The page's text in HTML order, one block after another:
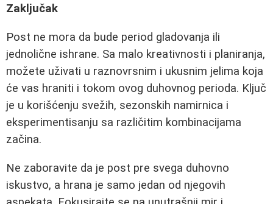
Zaključak
Post ne mora da bude period gladovanja ili
jednolične ishrane. Sa malo kreativnosti i planiranja,
možete uživati u raznovrsnim i ukusnim jelima koja
će vas hraniti i tokom ovog duhovnog perioda. Ključ
je u korišćenju svežih, sezonskih namirnica i
eksperimentisanju sa različitim kombinacijama
začina.
Ne zaboravite da je post pre svega duhovno
iskustvo, a hrana je samo jedan od njegovih